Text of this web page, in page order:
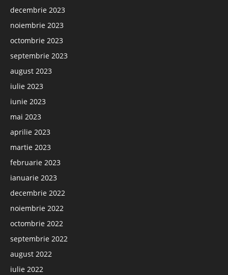
decembrie 2023
noiembrie 2023
octombrie 2023
septembrie 2023
august 2023
iulie 2023
iunie 2023
mai 2023
aprilie 2023
martie 2023
februarie 2023
ianuarie 2023
decembrie 2022
noiembrie 2022
octombrie 2022
septembrie 2022
august 2022
iulie 2022